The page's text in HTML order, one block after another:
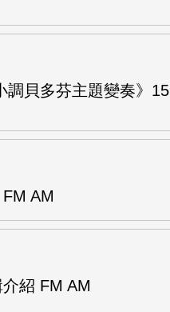
調貝多芬主題變奏》15
AM
紹 FM AM